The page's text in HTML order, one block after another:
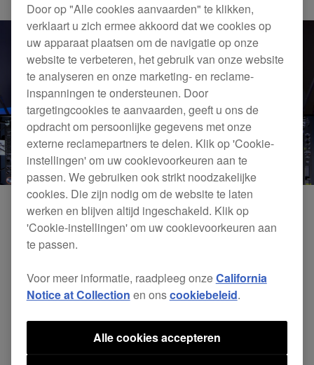
DJsounds Show 2017 - KO-YU
Door op "Alle cookies aanvaarden" te klikken,
verklaart u zich ermee akkoord dat we cookies op
uw apparaat plaatsen om de navigatie op onze
website te verbeteren, het gebruik van onze website
te analyseren en onze marketing- en reclame-
inspanningen te ondersteunen. Door
targetingcookies te aanvaarden, geeft u ons de
opdracht om persoonlijke gegevens met onze
externe reclamepartners te delen. Klik op 'Cookie-
instellingen' om uw cookievoorkeuren aan te
passen. We gebruiken ook strikt noodzakelijke
cookies. Die zijn nodig om de website te laten
werken en blijven altijd ingeschakeld. Klik op
'Cookie-instellingen' om uw cookievoorkeuren aan
te passen.
Voor meer informatie, raadpleeg onzeCalifornia
Notice at Collection en onscookiebeleid.
Alle cookies accepteren